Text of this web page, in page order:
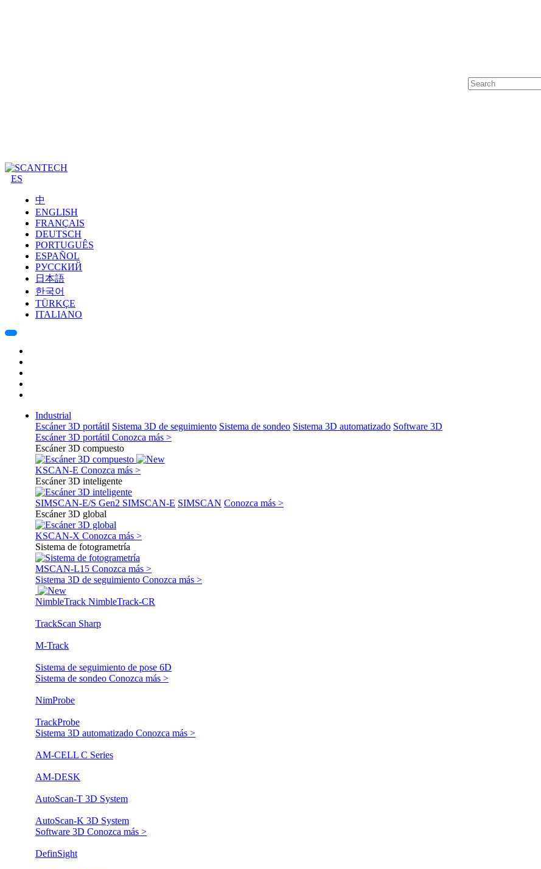
ES
中
ENGLISH
FRANÇAIS
DEUTSCH
PORTUGUÊS
ESPAÑOL
РУССКИЙ
日本語
한국어
TÜRKÇE
ITALIANO
Industrial
Escáner 3D portátil Sistema 3D de seguimiento Sistema de sondeo Sistema 3D automatizado Software 3D
Escáner 3D portátil Conozca más >
Escáner 3D compuesto
KSCAN-E Conozca más >
Escáner 3D inteligente
SIMSCAN-E/S Gen2 SIMSCAN-E SIMSCAN Conozca más >
Escáner 3D global
KSCAN-X Conozca más >
Sistema de fotogrametría
MSCAN-L15 Conozca más >
Sistema 3D de seguimiento Conozca más >
NimbleTrack NimbleTrack-CR
TrackScan Sharp
M-Track
Sistema de seguimiento de pose 6D
Sistema de sondeo Conozca más >
NimProbe
TrackProbe
Sistema 3D automatizado Conozca más >
AM-CELL C Series
AM-DESK
AutoScan-T 3D System
AutoScan-K 3D System
Software 3D Conozca más >
DefinSight